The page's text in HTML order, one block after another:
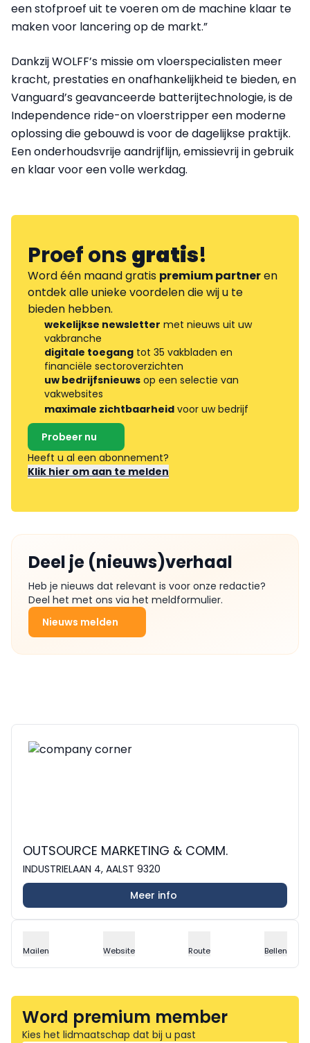
een stofproef uit te voeren om de machine klaar te
maken voor lancering op de markt.”
Dankzij WOLFF’s missie om vloerspecialisten meer
kracht, prestaties en onafhankelijkheid te bieden, en
Vanguard’s geavanceerde batterijtechnologie, is de
Independence ride-on vloerstripper een moderne
oplossing die gebouwd is voor de dagelijkse praktijk.
Een onderhoudsvrije aandrijflijn, emissievrij in gebruik
en klaar voor een volle werkdag.
Proef onsgratis!
Word één maand gratis premium partneren
ontdek alle unieke voordelen die wij u te
bieden hebben.
wekelijkse newsletter met nieuws uit uw
vakbranche
digitale toegang tot 35 vakbladen en
financiële sectoroverzichten
uw bedrijfsnieuws op een selectie van
vakwebsites
maximale zichtbaarheid voor uw bedrijf
Probeer nu
Heeft u al een abonnement?
Klik hier om aan te melden
Deel je (nieuws)verhaal
Heb je nieuws dat relevant is voor onze redactie?
Deel het met ons via het meldformulier.
Nieuws melden
OUTSOURCE MARKETING & COMM.
INDUSTRIELAAN 4, AALST 9320
Meer info
Mailen Website Route Bellen
Word premium member
Kies het lidmaatschap dat bij u past